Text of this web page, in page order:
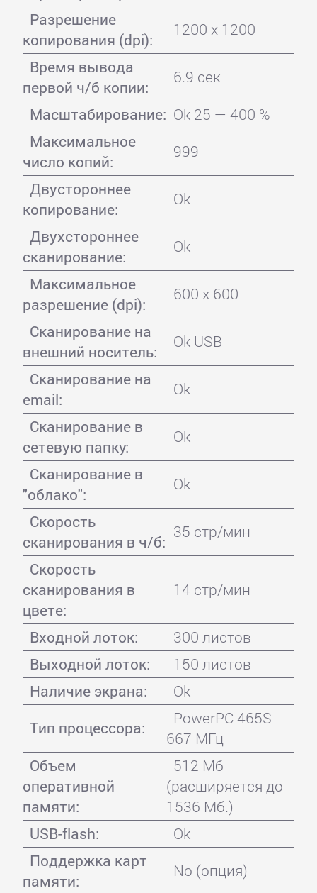
Разрешение
копирования (dpi):
1200 x 1200
Время вывода
первой ч/б копии:
6.9 сек
Масштабирование: Ok 25 — 400 %
Максимальное
число копий:
999
Двустороннее
копирование:
Ok
Двухстороннее
сканирование:
Ok
Максимальное
разрешение (dpi):
600 x 600
Сканирование на
внешний носитель:
Ok USB
Сканирование на
email:
Ok
Сканирование в
сетевую папку:
Ok
Сканирование в
"облако":
Ok
Скорость
сканирования в ч/б:
35 стр/мин
Скорость
сканирования в
цвете:
14 стр/мин
Входной лоток:
300 листов
Выходной лоток:
150 листов
Наличие экрана:
Ok
Тип процессора:
PowerPC 465S
667 МГц
Объем
оперативной
памяти:
512 Мб
(расширяется до
1536 Мб.)
USB-flash:
Ok
Поддержка карт
памяти:
No (опция)